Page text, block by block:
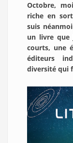
Octobre,
riche en
suis
un livre que
courts, une
éditeurs
diversité qui